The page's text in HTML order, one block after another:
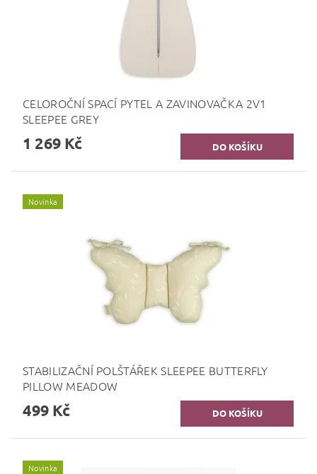
CELOROČNÍ SPACÍ PYTEL A ZAVINOVAČKA 2V1
SLEEPEE GREY
1 269 Kč
Novinka
STABILIZAČNÍ POLŠTÁŘEK SLEEPEE BUTTERFLY
PILLOW MEADOW
499 Kč
Novinka